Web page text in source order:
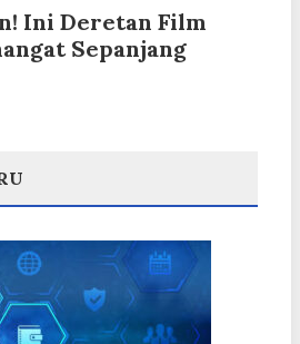
Ini Deretan Film
Sepanjang